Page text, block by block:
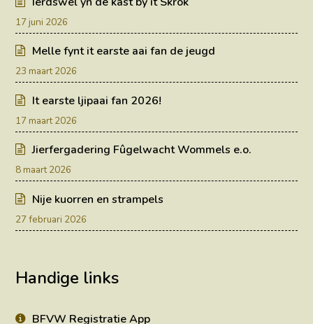
17 juni 2026
Melle fynt it earste aai fan de jeugd
23 maart 2026
It earste ljipaai fan 2026!
17 maart 2026
Jierfergadering Fûgelwacht Wommels e.o.
8 maart 2026
Nije kuorren en strampels
27 februari 2026
Handige links
BFVW Registratie App